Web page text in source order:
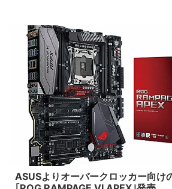
ASUSよりオーバークロッカー向